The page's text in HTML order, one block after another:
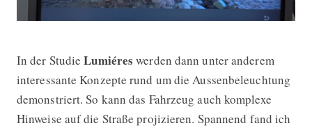
In der StudieLumiéres werden dann unter anderem
interessante Konzepte rund um die Aussenbeleuchtung
demonstriert. So kann das Fahrzeug auch komplexe
Hinweise auf die Straße projizieren. Spannend fand ich